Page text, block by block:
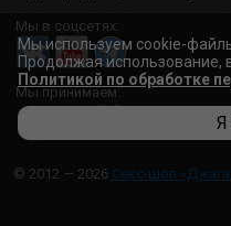
Мы в соцсетях:
Мы принимаем:
© 2012 — 2026 Секс-шоп
Мы используем cookie-
Продолжая использование,
Политикой по обработке
Я